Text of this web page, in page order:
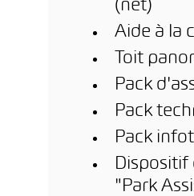
(net)
Aide à la
Toit
Pack
Pack
Pack
Dispositif
"Park